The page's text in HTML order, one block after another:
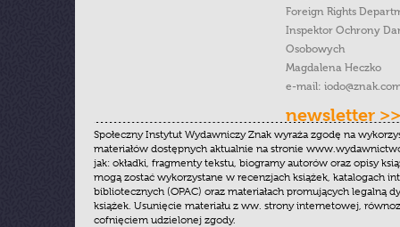
Foreign Rights
Inspektor Ochrony
Osobowych
Magdalena Heczko
e-mail:
newsletter >>
Społeczny Instytut Wydawniczy Znak wyraża zgodę na
materiałów dostępnych aktualnie na stronie
jak: okładki, fragmenty tekstu, biogramy autorów oraz opisy
mogą zostać wykorzystane w recenzjach książek, katalogach
bibliotecznych (OPAC) oraz materiałach promujących legalną
książek. Usunięcie materiału z ww. strony internetowej,
cofnięciem udzielonej zgody.